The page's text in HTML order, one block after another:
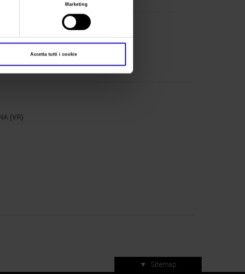
Marketing
Accetta tutti i cookie
(VR)
▼ Sitemap